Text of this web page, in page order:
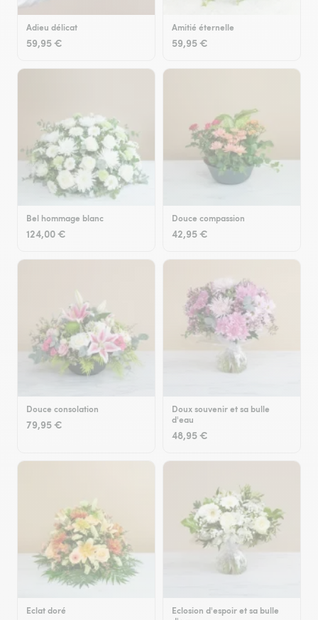
Adieu délicat
59,95 €
Amitié éternelle
59,95 €
Bel hommage blanc
124,00 €
Douce compassion
42,95 €
Douce consolation
79,95 €
Doux souvenir et sa bulle
d'eau
48,95 €
Eclat doré
Eclosion d'espoir et sa bulle